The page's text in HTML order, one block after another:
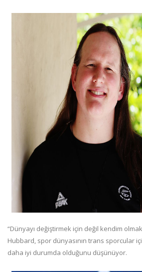
“Dünyayı değiştirmek için değil kendim
Hubbard, spor dünyasının trans sporcular
daha iyi durumda olduğunu düşünüyor.